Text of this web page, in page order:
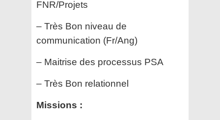
FNR/Projets
– Très Bon niveau de
communication (Fr/Ang)
– Maitrise des processus PSA
– Très Bon relationnel
Missions :